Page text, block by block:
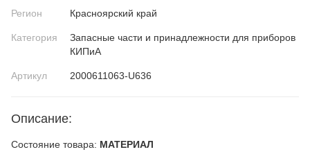
Регион Красноярский край
Категория
Запасные части и принадлежности для приборов
КИПиА
Артикул 2000611063-U636
Описание:
Состояние товара: МАТЕРИАЛ